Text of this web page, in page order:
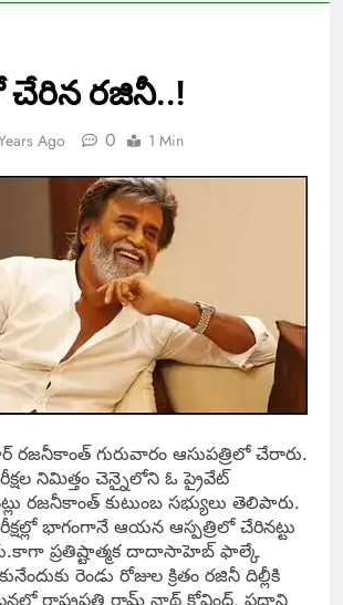
చేరిన రజినీ..!
Ago 0 1 Min
రజనీకాంత్ గురువారం ఆసుపత్రిలో చేరారు.
నిమిత్తం చెన్నైలోని ఓ ప్రైవేట్
రజనీకాంత్ కుటుంబ సభ్యులు తెలిపారు.
భాగంగానే ఆయన ఆస్పత్రిలో చేరినట్టు
ప్రతిష్టాత్మక దాదాసాహెబ్ ఫాల్కే
రెండు రోజుల క్రితం రజినీ దిల్లీకి
రాష్ట్రపతి రామ్ నాథ్ కోవింద్​, ప్రధాని